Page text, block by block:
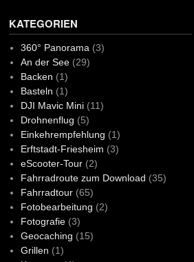
KATEGORIEN
360° Panorama(3)
An der See(29)
Backen (1)
Basteln (1)
DJI Mavic Mini(11)
Drohnenflug (5)
Einkehrempfehlung (1)
Erftstadt-Friesheim (3)
eScooter-Tour(2)
Fahrradroute zum Download (35)
Fahrradtour(65)
Fotobearbeitung (2)
Fotografie(3)
Geocaching (15)
Grillen (1)